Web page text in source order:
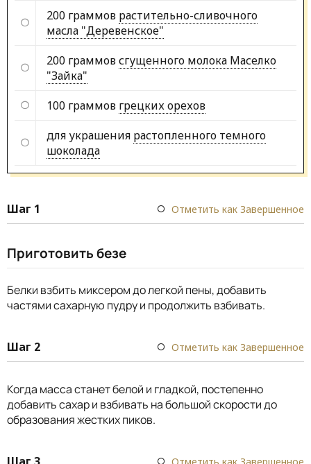
200 граммов растительно-сливочного
масла "Деревенское"
200 граммовсгущенного молока Маселко
"Зайка"
100 граммов грецких орехов
для украшения растопленного темного
шоколада
Шаг 1 Отметить как Завершенное
Приготовить безе
Белки взбить миксером до легкой пены, добавить
частями сахарную пудру и продолжить взбивать.
Шаг 2 Отметить как Завершенное
Когда масса станет белой и гладкой, постепенно
добавить сахар и взбивать на большой скорости до
образования жестких пиков.